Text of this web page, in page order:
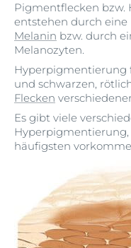
Pigmentflecken
entstehen durch
Melanin bzw. durch
Melanozyten.
Hyperpigmentierung
und schwarzen,
Flecken
Es gibt viele
häufigsten